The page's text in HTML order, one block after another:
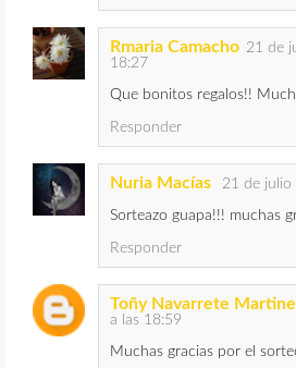
Rmaria Camacho 21 de
18:27
Que bonitos regalos!!
Responder
Nuria Macías 21 de julio
Sorteazo guapa!!! muchas
Responder
Toñy Navarrete
a las 18:59
Muchas gracias por el